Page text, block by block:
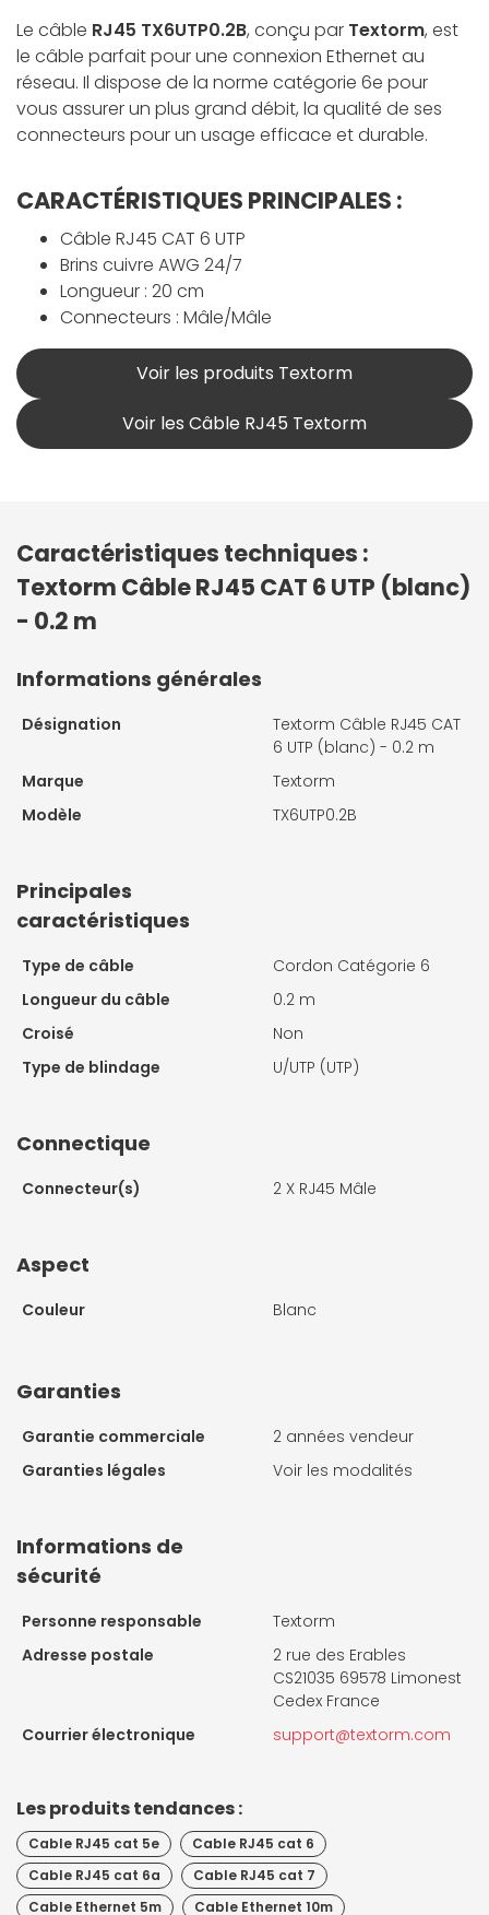
Le câble RJ45 TX6UTP0.2B, conçu par Textorm, est
le câble parfait pour une connexion Ethernet au
réseau. Il dispose de la norme catégorie 6e pour
vous assurer un plus grand débit, la qualité de ses
connecteurs pour un usage efficace et durable.
CARACTÉRISTIQUES PRINCIPALES :
Câble RJ45 CAT 6 UTP
Brins cuivre AWG 24/7
Longueur : 20 cm
Connecteurs : Mâle/Mâle
Voir les produits Textorm
Voir les Câble RJ45 Textorm
Caractéristiques techniques :
Textorm Câble RJ45 CAT 6 UTP (blanc)
- 0.2 m
Informations générales
Désignation
Textorm Câble RJ45 CAT
6 UTP (blanc) - 0.2 m
Marque
Textorm
Modèle
TX6UTP0.2B
Principales
caractéristiques
Type de câble
Cordon Catégorie 6
Longueur du câble
0.2 m
Croisé
Non
Type de blindage
U/UTP (UTP)
Connectique
Connecteur(s) 2 X RJ45 Mâle
Aspect
Couleur Blanc
Garanties
Garantie commerciale
2 années vendeur
Garanties légales
Voir les modalités
Informations de
sécurité
Personne responsable
Textorm
Adresse postale
2 rue des Erables
CS21035 69578 Limonest
Cedex France
Courrier électronique
support@textorm.com
Les produits tendances :
Cable RJ45 cat 5e
Cable RJ45 cat 6
Cable RJ45 cat 6a
Cable RJ45 cat 7
Cable Ethernet 5m
Cable Ethernet 10m